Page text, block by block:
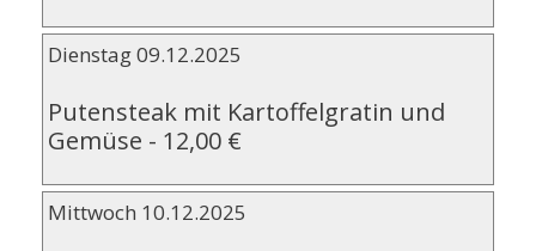
Dienstag 09.12.2025
Putensteak mit Kartoffelgratin und
Gemüse - 12,00 €
Mittwoch 10.12.2025